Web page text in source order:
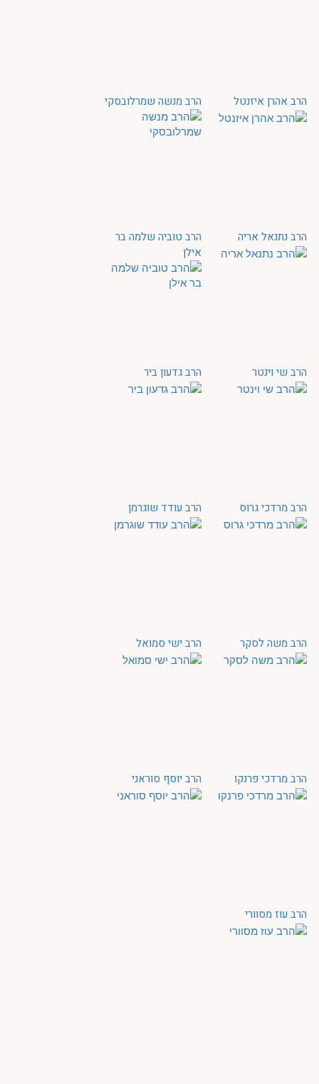
הרב אהרן איזנטל הרב מנשה שמרלובסקי
הרב נתנאל אריה
הרב טוביה שלמה בר
אילן
הרב שי וינטר הרב גדעון ביר
הרב מרדכי גרוס הרב עודד שוגרמן
הרב משה לסקר הרב ישי סמואל
הרב מרדכי פרנקו הרב יוסף סוראני
הרב עוז מסוורי